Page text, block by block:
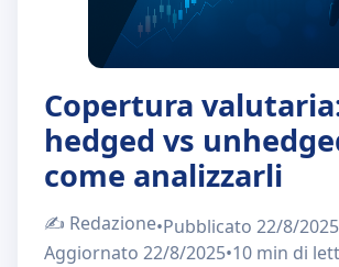
Copertura
hedged vs
come analizzarli
✍️ Redazione•Pubblicato 22/8/2025
Aggiornato 22/8/2025•10 min di